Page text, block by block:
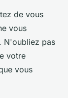
de vous
vous
N'oubliez pas
votre
vous